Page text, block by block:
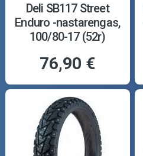
Deli SB117 Street
Enduro -nastarengas,
100/80-17 (52r)
76,90 €